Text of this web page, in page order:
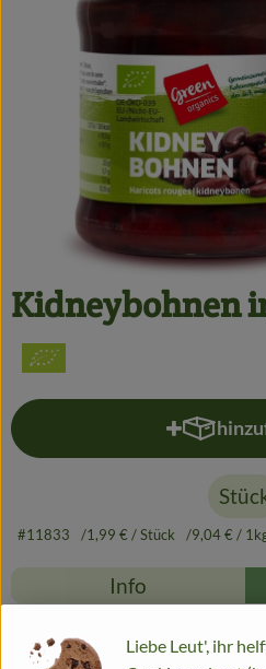
Getränke
Alles Andere
Jungpflanzen
Apfelbacher Kiste
Landwirtschaft
Hofladen
Gärtnerei
Kidneybohnen
#11833 1,99 € / Stück 9,04 € /
Info
Info
Liebe Leut', ihr